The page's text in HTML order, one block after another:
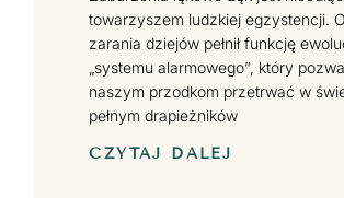
towarzyszem ludzkiej egzystencji.
zarania dziejów pełnił funkcję
„systemu alarmowego”, który
naszym przodkom przetrwać w
pełnym drapieżników
CZYTAJ DALEJ